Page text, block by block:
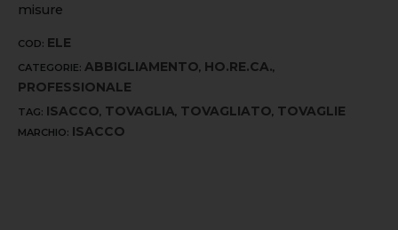
misure
COD: ELE
CATEGORIE: ABBIGLIAMENTO, HO.RE.CA.,
PROFESSIONALE
TAG: ISACCO, TOVAGLIA, TOVAGLIATO, TOVAGLIE
MARCHIO: ISACCO